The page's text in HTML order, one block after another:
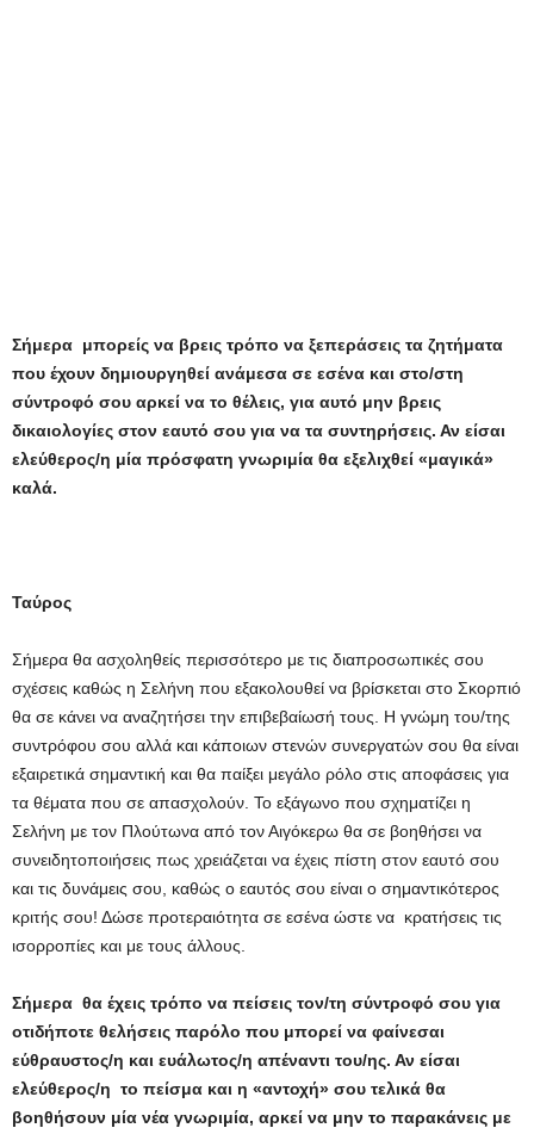
Σήμερα μπορείς να βρεις τρόπο να ξεπεράσεις τα ζητήματα
που έχουν δημιουργηθεί ανάμεσα σε εσένα και στο/στη
σύντροφό σου αρκεί να το θέλεις, για αυτό μην βρεις
δικαιολογίες στον εαυτό σου για να τα συντηρήσεις. Αν είσαι
ελεύθερος/η μία πρόσφατη γνωριμία θα εξελιχθεί «μαγικά»
καλά.
Ταύρος
Σήμερα θα ασχοληθείς περισσότερο με τις διαπροσωπικές σου
σχέσεις καθώς η Σελήνη που εξακολουθεί να βρίσκεται στο Σκορπιό
θα σε κάνει να αναζητήσει την επιβεβαίωσή τους. Η γνώμη του/της
συντρόφου σου αλλά και κάποιων στενών συνεργατών σου θα είναι
εξαιρετικά σημαντική και θα παίξει μεγάλο ρόλο στις αποφάσεις για
τα θέματα που σε απασχολούν. Το εξάγωνο που σχηματίζει η
Σελήνη με τον Πλούτωνα από τον Αιγόκερω θα σε βοηθήσει να
συνειδητοποιήσεις πως χρειάζεται να έχεις πίστη στον εαυτό σου
και τις δυνάμεις σου, καθώς ο εαυτός σου είναι ο σημαντικότερος
κριτής σου! Δώσε προτεραιότητα σε εσένα ώστε να κρατήσεις τις
ισορροπίες και με τους άλλους.
Σήμερα θα έχεις τρόπο να πείσεις τον/τη σύντροφό σου για
οτιδήποτε θελήσεις παρόλο που μπορεί να φαίνεσαι
εύθραυστος/η και ευάλωτος/η απέναντι του/ης. Αν είσαι
ελεύθερος/η το πείσμα και η «αντοχή» σου τελικά θα
βοηθήσουν μία νέα γνωριμία, αρκεί να μην το παρακάνεις με